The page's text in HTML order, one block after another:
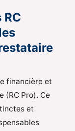
financière et
(RC Pro). Ce
et